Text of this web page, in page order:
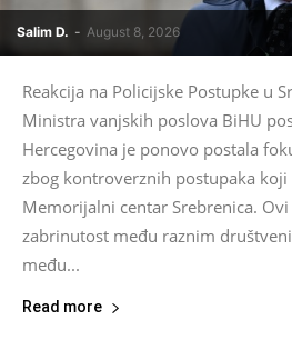
Salim D. - August 8, 2026
Reakcija na Policijske Postupke u
Ministra vanjskih poslova BiHU
Hercegovina je ponovo postala
zbog kontroverznih postupaka koji
Memorijalni centar Srebrenica.
zabrinutost među raznim
među...
Read more